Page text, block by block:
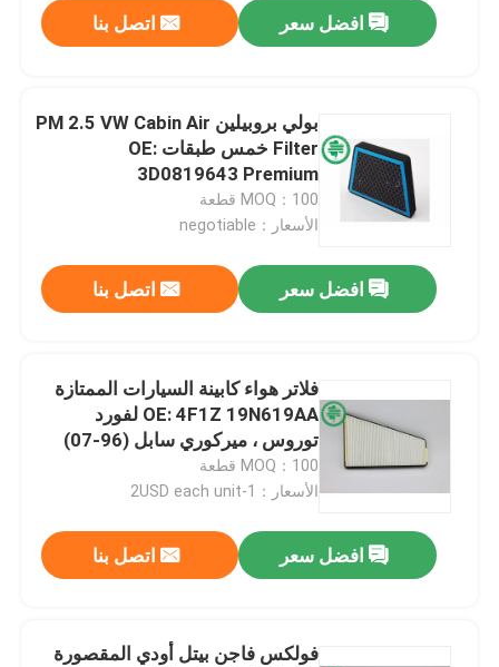
افضل سعر اتصل بنا
بولي بروبيلين PM 2.5 VW Cabin Air
Filter خمس طبقات OE:
3D0819643 Premium
MOQ：100 قطعة
الأسعار：negotiable
افضل سعر اتصل بنا
فلاتر هواء كابينة السيارات الممتازة
OE: 4F1Z 19N619AA لفورد
توروس ، ميركوري سابل (96-07)
MOQ：100 قطعة
الأسعار：1-2USD each unit
افضل سعر اتصل بنا
فولكس فاجن بيتل أودي المقصورة